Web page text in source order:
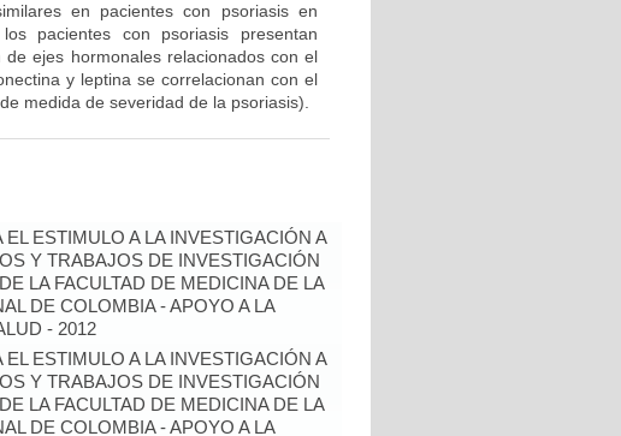
en pacientes con psoriasis en
pacientes con psoriasis presentan
ejes hormonales relacionados con el
y leptina se correlacionan con el
medida de severidad de la psoriasis).
ESTIMULO A LA INVESTIGACIÓN A
Y TRABAJOS DE INVESTIGACIÓN
LA FACULTAD DE MEDICINA DE LA
DE COLOMBIA - APOYO A LA
- 2012
ESTIMULO A LA INVESTIGACIÓN A
Y TRABAJOS DE INVESTIGACIÓN
LA FACULTAD DE MEDICINA DE LA
DE COLOMBIA - APOYO A LA